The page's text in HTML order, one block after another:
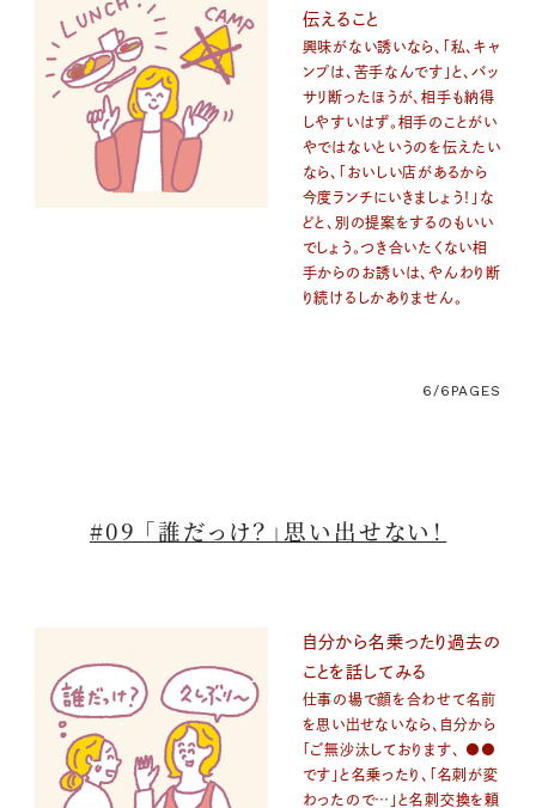
伝えること
興味がない誘いなら、「私、キャ
ンプは、苦手なんです」と、バッ
サリ断ったほうが、相手も納得
しやすいはず。相手のことがい
やではないというのを伝えたい
なら、「おいしい店があるから
今度ランチにいきましょう！」な
どと、別の提案をするのもいい
でしょう。つき合いたくない相
手からのお誘いは、やんわり断
り続けるしかありません。
6/6 PAGES
#09 「誰だっけ？」思い出せない！
自分から名乗ったり過去の
ことを話してみる
仕事の場で顔を合わせて名前
を思い出せないなら、自分から
「ご無沙汰しております、 ●●
です」と名乗ったり、「名刺が変
わったので…」と名刺交換を頼